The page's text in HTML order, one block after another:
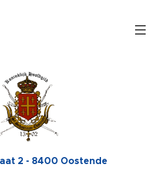
2 - 8400 Oostende